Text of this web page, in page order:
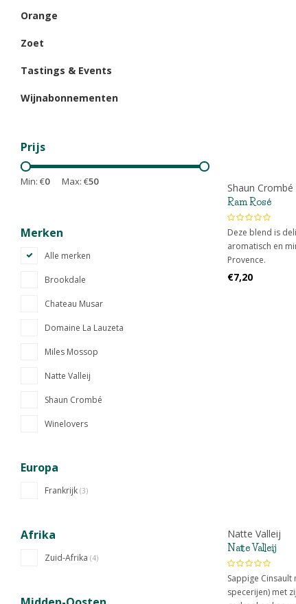
Orange
Zoet
Tastings & Events
Wijnabonnementen
Prijs
Min: €0 Max: €50
Merken
Alle merken
Brookdale
Chateau Musar
Domaine La Lauzeta
Miles Mossop
Natte Valleij
Shaun Crombé
Winelovers
Europa
Frankrijk (3)
Afrika
Zuid-Afrika (4)
Shaun Crombé
Ram Rosé
Deze blend is
aromatisch en
Provence.
€7,20
Natte Valleij
Natte Valleij
Sappige
specerijen) met